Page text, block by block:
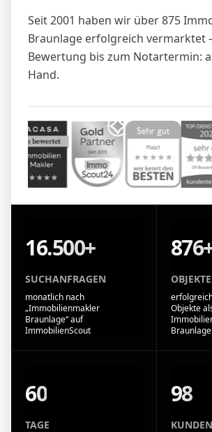
Seit 2001 haben wir über 875
Braunlage erfolgreich vermarktet
Bewertung bis zum Notartermin:
Hand.
16.500+
SUCHANFRAGEN
monatlich nach
„Immobilienmakler
Braunlage“ auf
ImmobilienScout
OBJEKTE
Objekte
Braunlage
60
TAGE
98